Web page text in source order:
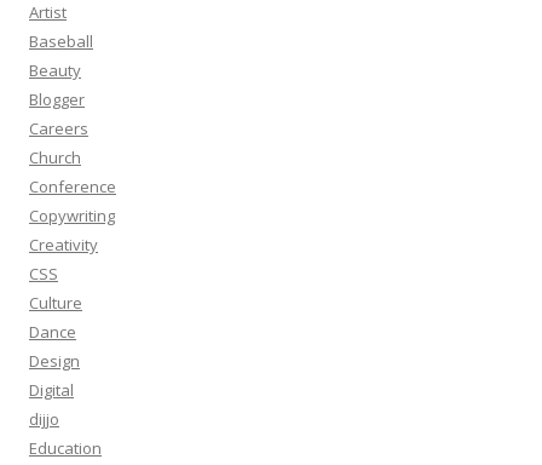
Artist
Baseball
Beauty
Blogger
Careers
Church
Conference
Copywriting
Creativity
CSS
Culture
Dance
Design
Digital
dijjo
Education